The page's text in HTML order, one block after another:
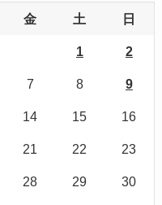
金 土 日
1 2
7 8 9
14 15 16
21 22 23
28 29 30